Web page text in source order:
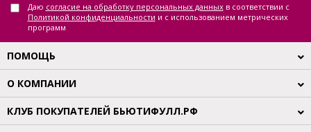
Даю согласие на обработку персональных данныхв соответствии с
Политикой конфиденциальности и с использованием метрических
программ
ПОМОЩЬ
О КОМПАНИИ
КЛУБ ПОКУПАТЕЛЕЙ БЬЮТИФУЛЛ.РФ